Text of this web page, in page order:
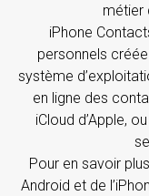
métier
iPhone
personnels
système
en ligne des
iCloud d’Apple,
Pour en savoir
Android et de